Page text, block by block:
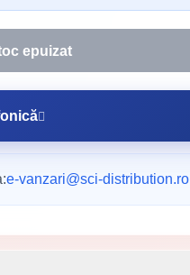
epuizat
e-vanzari@sci-distribution.ro